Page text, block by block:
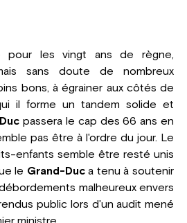
pour les vingt ans de règne,
sans doute de nombreux
bons, à égrainer aux côtés de
il forme un tandem solide et
passera le cap des 66 ans en
pas être à l'ordre du jour. Le
enfants semble être resté unis
le Grand-Duca tenu à soutenir
malheureux envers
public lors d'un audit mené